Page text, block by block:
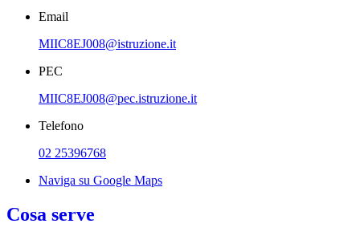
Email
MIIC8EJ008@istruzione.it
PEC
MIIC8EJ008@pec.istruzione.it
Telefono
02 25396768
Naviga su Google Maps
Cosa serve